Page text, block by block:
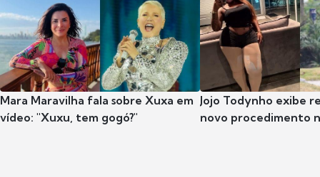
Mara Maravilha fala sobre Xuxa em
vídeo: "Xuxu, tem gogó?"
Jojo Todynho exibe
novo procedimento